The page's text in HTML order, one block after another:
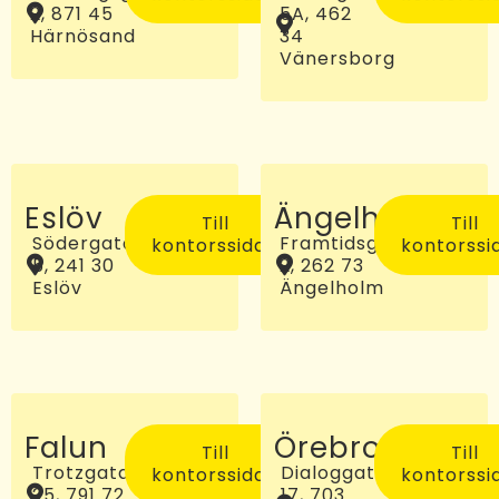
2, 871 45
Härnösand
5A, 462
34
Vänersborg
Eslöv
Södergatan
5, 241 30
Eslöv
Till
kontorssidan
Ängelholm
Framtidsgatan
2, 262 73
Ängelholm
Till
Falun
Trotzgatan
Till
kontorssidan
Örebro
Dialoggatan
Till